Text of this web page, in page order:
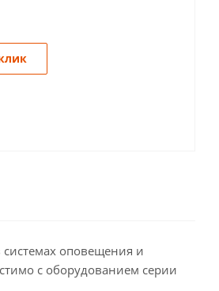
оповещения и
с оборудованием серии